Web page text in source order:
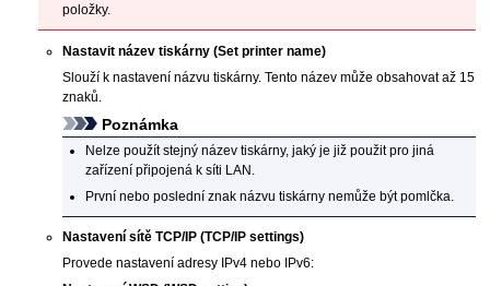
položky.
Nastavit název tiskárny (Set printer name)
Slouží k nastavení názvu tiskárny. Tento název může obsahovat až 15
znaků.
Poznámka
Nelze použít stejný názevtiskárny, jaký je již použit pro jiná
zařízení připojená k síti LAN.
První nebo poslední znak názvutiskárny nemůže být pomlčka.
Nastavení sítě TCP/IP (TCP/IP settings)
Provede nastavení adresy IPv4nebo IPv6: